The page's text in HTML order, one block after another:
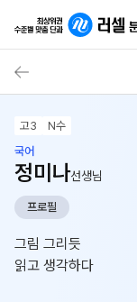
고3
N수
국어
정미나선생님
프로필
그림 그리듯
읽고 생각하다